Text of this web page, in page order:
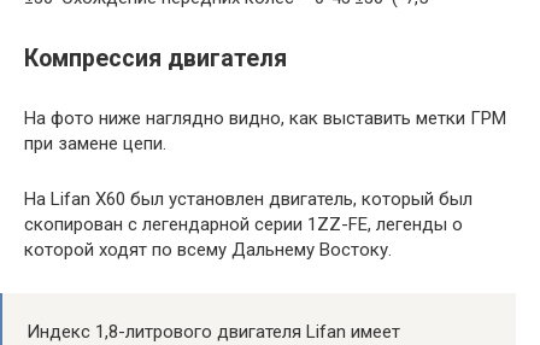
Компрессия двигателя
На фото ниже наглядно видно, как выставить метки ГРМ
при замене цепи.
На Lifan X60 был установлен двигатель, который был
скопирован с легендарной серии 1ZZ-FE, легенды о
которой ходят по всему Дальнему Востоку.
Индекс 1,8-литрового двигателя Lifan имеет